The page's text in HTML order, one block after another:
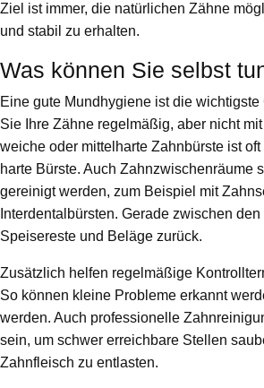
Ziel ist immer, die natürlichen Zähne
und stabil zu erhalten.
Was können Sie selbst
Eine gute Mundhygiene ist die wichtigste
Sie Ihre Zähne regelmäßig, aber nicht
weiche oder mittelharte Zahnbürste ist
harte Bürste. Auch Zahnzwischenräume
gereinigt werden, zum Beispiel mit
Interdentalbürsten. Gerade zwischen
Speisereste und Beläge zurück.
Zusätzlich helfen regelmäßige
So können kleine Probleme erkannt
werden. Auch professionelle
sein, um schwer erreichbare Stellen
Zahnfleisch zu entlasten.